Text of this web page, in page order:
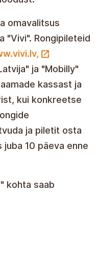
omavalitsus
"Vivi". Rongipileteid
ja "Mobilly"
kassast ja
kui konkreetse
ja piletit osta
10 päeva enne
kohta saab